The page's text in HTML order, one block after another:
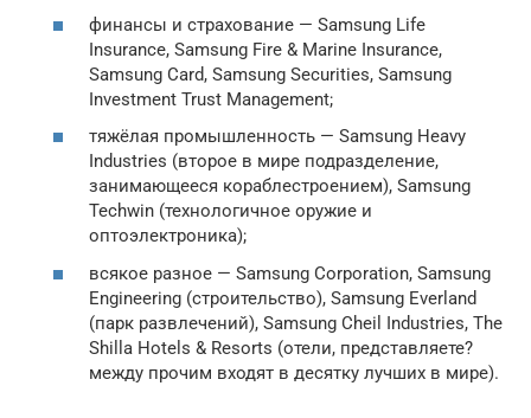
финансы и страхование — Samsung Life
Insurance, Samsung Fire & Marine Insurance,
Samsung Card, Samsung Securities, Samsung
Investment Trust Management;
тяжёлая промышленность — Samsung Heavy
Industries (второе в мире подразделение,
занимающееся кораблестроением), Samsung
Techwin (технологичное оружие и
оптоэлектроника);
всякое разное — Samsung Corporation, Samsung
Engineering (строительство), Samsung Everland
(парк развлечений), Samsung Cheil Industries, The
Shilla Hotels & Resorts (отели, представляете?
между прочим входят в десятку лучших в мире).